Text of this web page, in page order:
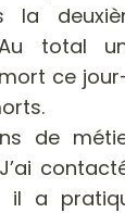
la
Au total
ce
de
il a